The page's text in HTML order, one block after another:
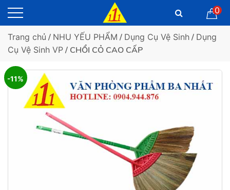
0
Trang chủ / NHU YẾU PHẨM / Dụng Cụ Vệ Sinh / Dụng
Cụ Vệ Sinh VP / CHỔI CỎ CAO CẤP
-11%